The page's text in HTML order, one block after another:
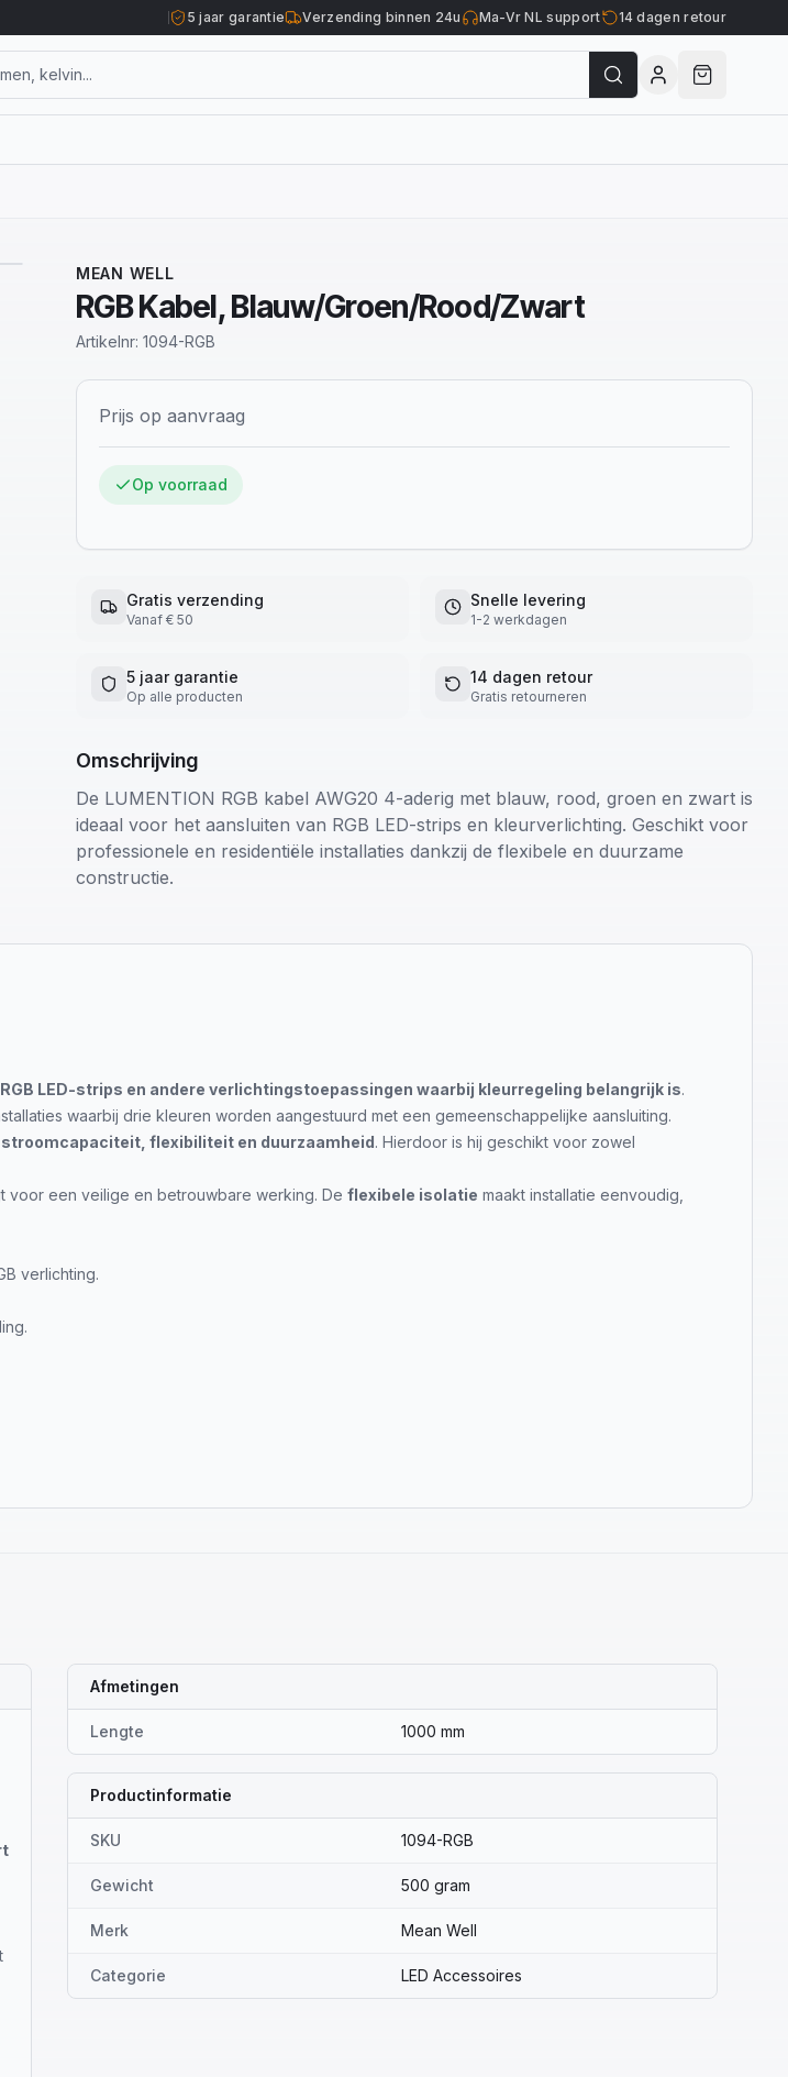
5 jaar garantie Verzending binnen 24u Ma-Vr NL support 14 dagen retour
MEAN WELL
RGB Kabel, Blauw/Groen/Rood/Zwart
Artikelnr: 1094-RGB
Prijs op aanvraag
Op voorraad
Gratis verzending
Vanaf € 50
Snelle levering
1-2 werkdagen
5 jaar garantie
Op alle producten
14 dagen retour
Gratis retourneren
Omschrijving
De LUMENTION RGB kabel AWG20 4-aderig met blauw, rood, groen en zwart is
ideaal voor het aansluiten van RGB LED-strips en kleurverlichting. Geschikt voor
professionele en residentiële installaties dankzij de flexibele en duurzame
constructie.
RGB LED-strips en andere verlichtingstoepassingen waarbij kleurregeling belangrijk is.
waarbij drie kleuren worden aangestuurd met een gemeenschappelijke aansluiting.
stroomcapaciteit, flexibiliteit en duurzaamheid. Hierdoor is hij geschikt voor zowel
voor een veilige en betrouwbare werking. De flexibele isolatie maakt installatie eenvoudig,
verlichting.
Afmetingen
Lengte 1000 mm
Productinformatie
SKU 1094-RGB
Gewicht 500 gram
Merk Mean Well
Categorie LED Accessoires